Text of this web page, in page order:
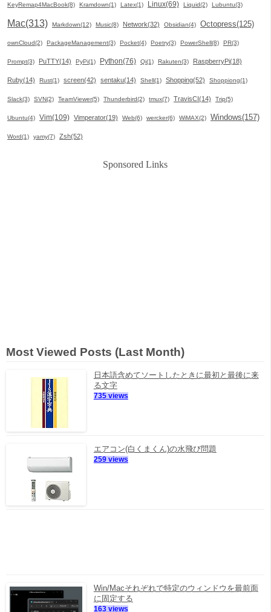
KeyRemap4MacBook(8) Kramdown(1) Latex(1) Linux(69) Liquid(2) Lubuntu(3)
Mac(313) Markdown(12) Music(8) Network(32) Obsidian(4) Octopress(125)
ownCloud(2) PackageManagement(3) Pocket(4) Poetry(3) PowerShell(8) PR(3)
Prompt(3) PuTTY(14) PyPi(1) Python(76) Qi(1) Rakuten(3) RaspberryPi(18)
Ruby(14) Rust(1) screen(42) sentaku(14) Shell(1) Shopping(52) Shoppiong(1)
Slack(3) SVN(2) TeamViewer(5) Thunderbird(2) tmux(7) TravisCI(14) Trip(5)
Ubuntu(4) Vim(109) Vimperator(19) Web(6) wercker(6) WiMAX(2) Windows(157)
Word(1) yamy(7) Zsh(52)
Sponsored Links
Most Viewed Posts (Last Month)
日本語含めてソートしたときに最初と最後に来
る文字
735 views
エアコン(白くまくん)の水飛び問題
259 views
Win/Macそれぞれで特定のウィンドウを最前面
に固定する
163 views